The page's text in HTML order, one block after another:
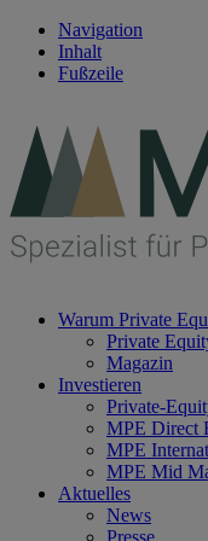
Navigation
Inhalt
Fußzeile
Warum Private
Private
Magazin
Investieren
Private-
MPE Direct
MPE
MPE Mid
Aktuelles
News
Presse